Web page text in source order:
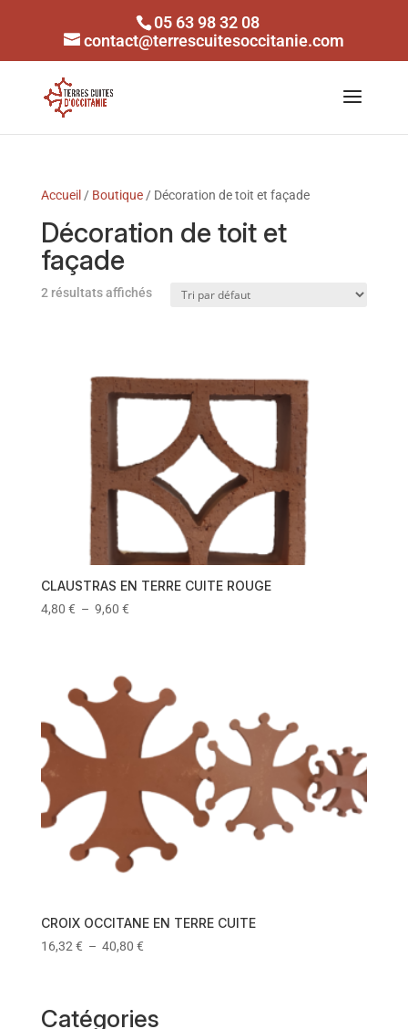
05 63 98 32 08
contact@terrescuitesoccitanie.com
Accueil / Boutique/ Décoration de toit et façade
Décoration de toit et
façade
2 résultats affichés
CLAUSTRAS EN TERRE CUITE ROUGE
4,80 € – 9,60 €
CROIX OCCITANE EN TERRE CUITE
16,32 € – 40,80 €
Catégories